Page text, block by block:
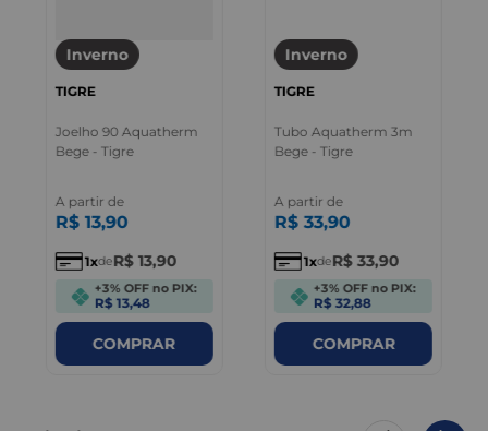
Inverno
TIGRE
Joelho 90 Aquatherm
Bege - Tigre
A partir de
R$ 13,90
1 deR$ 13,90
+3% OFF no PIX:
R$ 13,48
COMPRAR
Inverno
TIGRE
Tubo Aquatherm 3m
Bege - Tigre
A partir de
R$ 33,90
1 deR$ 33,90
+3% OFF no PIX:
R$ 32,88
COMPRAR